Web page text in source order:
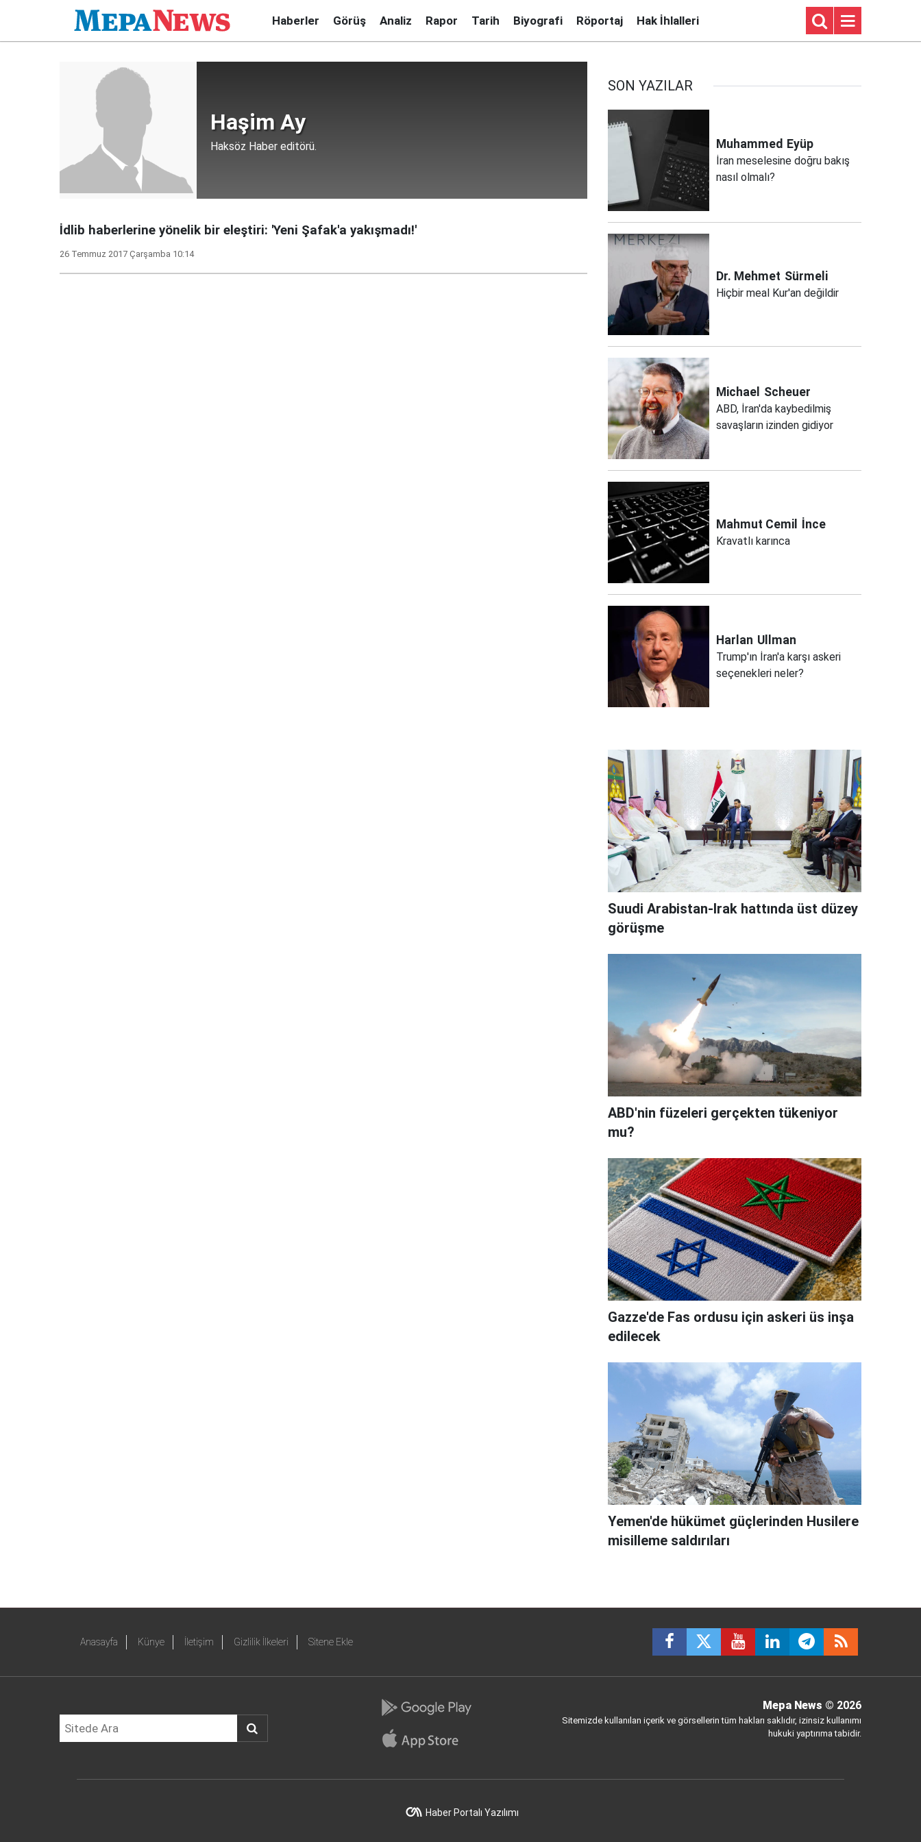
Haberler Görüş Analiz Rapor Tarih Biyografi Röportaj Hak İhlalleri
Haşim Ay
Haksöz Haber editörü.
İdlib haberlerine yönelik bir eleştiri: 'Yeni Şafak'a yakışmadı!'
26 Temmuz 2017 Çarşamba 10:14
SON YAZILAR
Muhammed Eyüp
İran meselesine doğru bakış
nasıl olmalı?
Dr. Mehmet Sürmeli
Hiçbir meal Kur'an değildir
Michael Scheuer
ABD, İran'da kaybedilmiş
savaşların izinden gidiyor
Mahmut Cemil İnce
Kravatlı karınca
Harlan Ullman
Trump'ın İran'a karşı askeri
seçenekleri neler?
Suudi Arabistan-Irak hattında üst düzey
görüşme
ABD'nin füzeleri gerçekten tükeniyor
mu?
Gazze'de Fas ordusu için askeri üs inşa
edilecek
Yemen'de hükümet güçlerinden Husilere
misilleme saldırıları
Anasayfa Künye İletişim Gizlilik İlkeleri Sitene Ekle
Mepa News © 2026
Sitemizde kullanılan içerik ve görsellerin tüm hakları saklıdır, izinsiz kullanımı
hukuki yaptırıma tabidir.
Haber Portalı Yazılımı